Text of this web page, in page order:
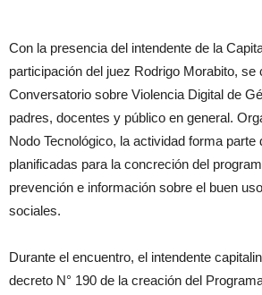
Con la presencia del intendente de la
participación del juez Rodrigo Morabito, se
Conversatorio sobre Violencia Digital de
padres, docentes y público en general.
Nodo Tecnológico, la actividad forma parte
planificadas para la concreción del
prevención e información sobre el buen
sociales.
Durante el encuentro, el intendente
decreto N° 190 de la creación del